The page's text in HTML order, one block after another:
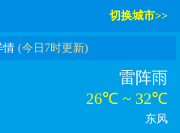
切换城市>>
情(今日7时更新)
雷阵雨
26℃ ~ 32℃
东风